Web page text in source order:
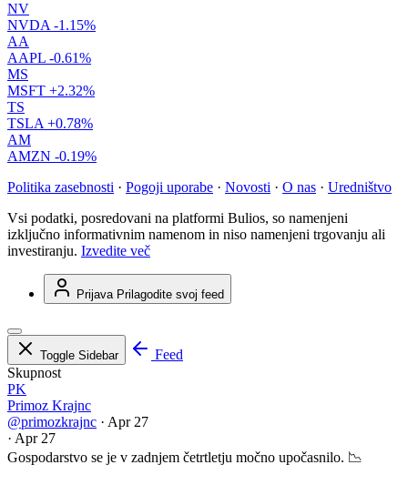
NV
NVDA -1.15%
AA
AAPL -0.61%
MS
MSFT +2.32%
TS
TSLA +0.78%
AM
AMZN -0.19%
Politika zasebnosti · Pogoji uporabe · Novosti · O nas · Uredništvo
Vsi podatki, posredovani na platformi Bulios, so namenjeni
izključno informativnim namenom in niso namenjeni trgovanju ali
investiranju. Izvedite več
Prijava Prilagodite svoj feed
Toggle Sidebar
Feed
Skupnost
PK
Primoz Krajnc
@primozkrajnc · Apr 27
· Apr 27
Gospodarstvo se je v zadnjem četrtletju močno upočasnilo. 📉